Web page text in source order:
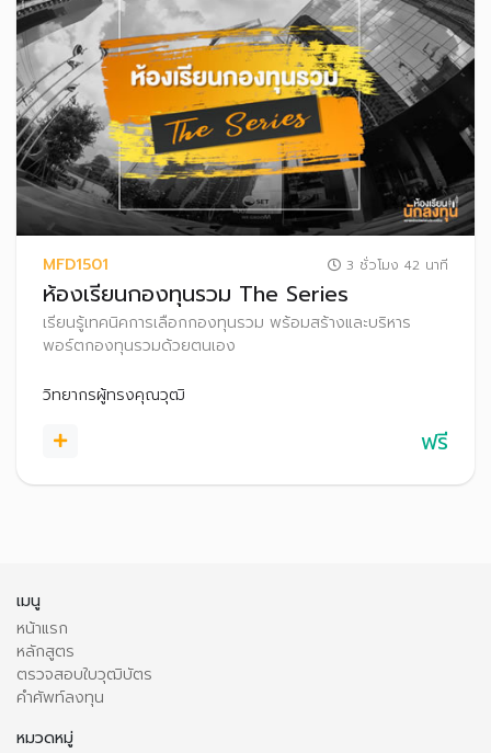
MFD1501 3 ชั่วโมง 42 นาที
ห้องเรียนกองทุนรวม The Series
เรียนรู้เทคนิคการเลือกกองทุนรวม พร้อมสร้างและบริหาร
พอร์ตกองทุนรวมด้วยตนเอง
วิทยากรผู้ทรงคุณวุฒิ
ฟรี
เมนู
หน้าแรก
หลักสูตร
ตรวจสอบใบวุฒิบัตร
คำศัพท์ลงทุน
หมวดหมู่